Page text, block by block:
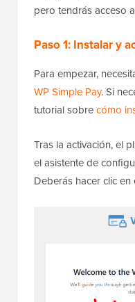
pero tendrás acceso
Paso 1: Instalar y
Para empezar,
WP Simple Pay. Si
tutorial sobrecómo
Tras la activación, el
el asistente de
Deberás hacer clic en